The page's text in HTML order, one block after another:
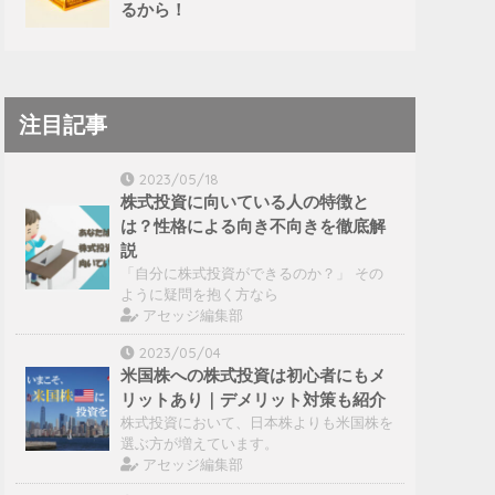
るから！
注目記事
2023/05/18
株式投資に向いている人の特徴と
は？性格による向き不向きを徹底解
説
「自分に株式投資ができるのか？」 その
ように疑問を抱く方なら
アセッジ編集部
2023/05/04
米国株への株式投資は初心者にもメ
リットあり｜デメリット対策も紹介
株式投資において、日本株よりも米国株を
選ぶ方が増えています。
アセッジ編集部